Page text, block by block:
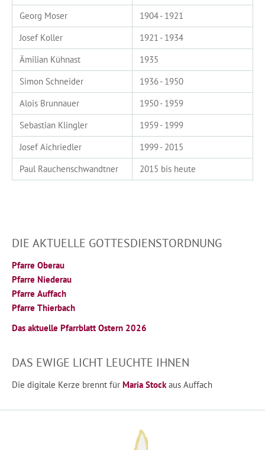
Georg Moser
1904 - 1921
Josef Koller
1921 - 1934
Ämilian Kühnast
1935
Simon Schneider
1936 - 1950
Alois Brunnauer
1950 - 1959
Sebastian Klingler
1959 - 1999
Josef Aichriedler
1999 - 2015
Paul Rauchenschwandtner
2015 bis heute
DIE AKTUELLE GOTTESDIENSTORDNUNG
Pfarre Oberau
Pfarre Niederau
Pfarre Auffach
Pfarre Thierbach
Das aktuelle Pfarrblatt Ostern 2026
DAS EWIGE LICHT LEUCHTE IHNEN
Die digitale Kerze brennt für Maria Stock aus Auffach